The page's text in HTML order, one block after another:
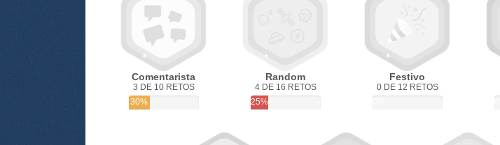
Comentarista
3 DE 10 RETOS
30%
Random
4 DE 16 RETOS
25%
Festivo
0 DE 12 RETOS